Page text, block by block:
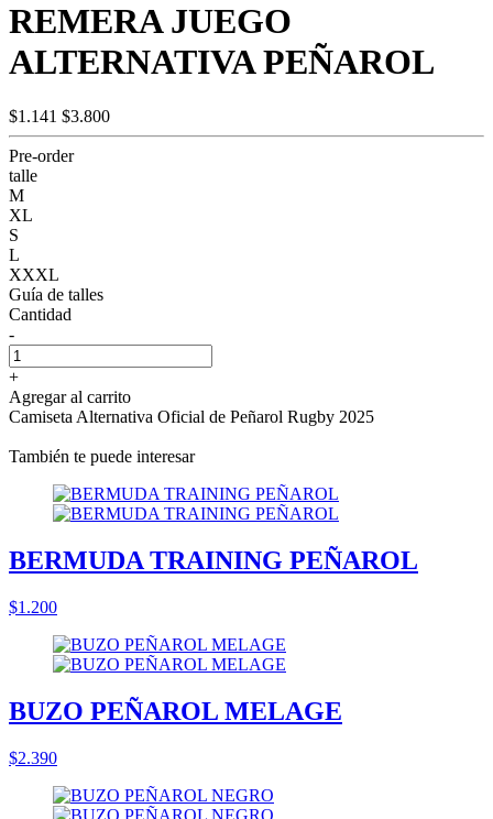
REMERA JUEGO
ALTERNATIVA PEÑAROL
$1.141 $3.800
Pre-order
talle
M
XL
S
L
XXXL
Guía de talles
Cantidad
-
+
Agregar al carrito
Camiseta Alternativa Oficial de Peñarol Rugby 2025
También te puede interesar
BERMUDA TRAINING PEÑAROL
$1.200
BUZO PEÑAROL MELAGE
$2.390